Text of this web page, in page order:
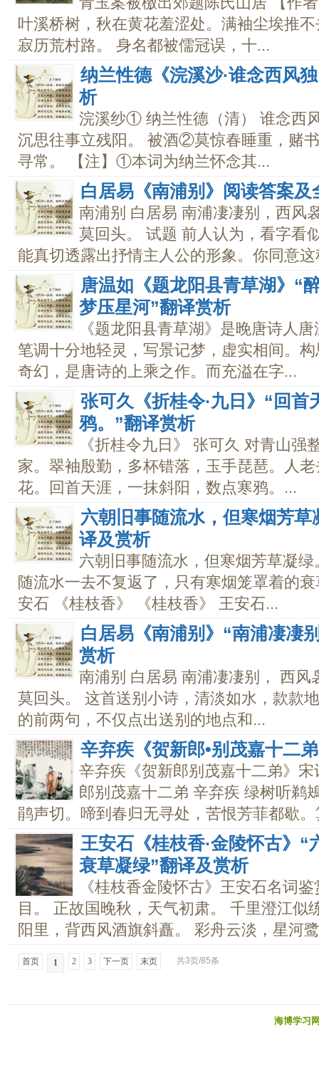
叶溪桥树，秋在黄花羞涩处。满袖尘埃推
寂历荒村路。 身名都被儒冠误，十...
纳兰性德《浣溪沙·谁念西风
析
浣溪纱① 纳兰性德（清） 谁念西
沉思往事立残阳。 被酒②莫惊春睡重，赌
寻常。 【注】①本词为纳兰怀念其...
白居易《南浦别》阅读答案及
南浦别 白居易 南浦凄凄别，西风
莫回头。 试题 前人认为，看字看
能真切透露出抒情主人公的形象。你同意这
唐温如《题龙阳县青草湖》“
梦压星河”翻译赏析
《题龙阳县青草湖》是晚唐诗人
笔调十分地轻灵，写景记梦，虚实相间。
奇幻，是唐诗的上乘之作。而充溢在字...
张可久《折桂令·九日》“回
鸦。”翻译赏析
《折桂令九日》 张可久 对青山强
家。翠袖殷勤，多杯错落，玉手琵琶。人
花。回首天涯，一抹斜阳，数点寒鸦。...
六朝旧事随流水，但寒烟芳
译及赏析
六朝旧事随流水，但寒烟芳草凝
随流水一去不复返了，只有寒烟笼罩着的
安石 《桂枝香》 《桂枝香》 王安石...
白居易《南浦别》“南浦凄凄
赏析
南浦别 白居易 南浦凄凄别， 西风
莫回头。 这首送别小诗，清淡如水，款款
的前两句，不仅点出送别的地点和...
辛弃疾《贺新郎•别茂嘉十二
辛弃疾《贺新郎别茂嘉十二弟》
郎别茂嘉十二弟 辛弃疾 绿树听鹈
鹃声切。啼到春归无寻处，苦恨芳菲都歇
王安石《桂枝香·金陵怀古》
衰草凝绿”翻译及赏析
《桂枝香金陵怀古》王安石名词
目。 正故国晚秋，天气初肃。 千里澄江似
阳里，背西风酒旗斜矗。 彩舟云淡，星河
共3页/85条
首页 1 2 3 下一页 末页
海博学习